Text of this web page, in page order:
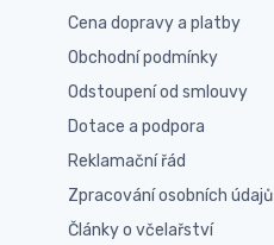
Cena dopravy a platby
Obchodní podmínky
Odstoupení od smlouvy
Dotace a podpora
Reklamační řád
Zpracování osobních údajů
Články o včelařství